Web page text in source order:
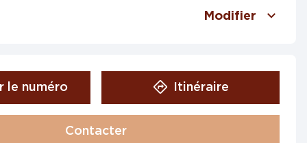
Modifier
le numéro Itinéraire
Contacter